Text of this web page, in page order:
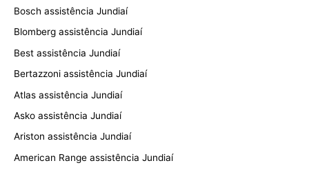
Bosch assistência Jundiaí
Blomberg assistência Jundiaí
Best assistência Jundiaí
Bertazzoni assistência Jundiaí
Atlas assistência Jundiaí
Asko assistência Jundiaí
Ariston assistência Jundiaí
American Range assistência Jundiaí